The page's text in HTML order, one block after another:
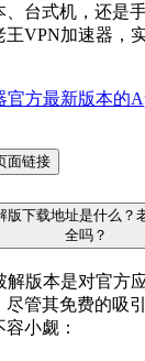
、台式机，还是
王VPN加速器，
官方最新版本的
面链接
版下载地址是什么？
全吗？
版本是对官方
尽管其免费的吸
小觑：